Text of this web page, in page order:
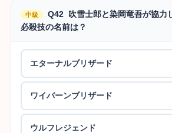
中級
Q42 吹雪士郎と染岡竜吾が協力
必殺技の名前は？
エターナルブリザード
ワイバーンブリザード
ウルフレジェンド